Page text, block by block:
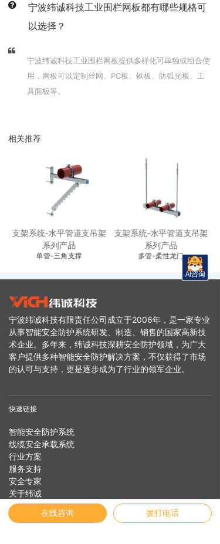
宁波纬诚科技工业围栏网板都有哪些规格可
以选择？
宁波纬诚科技工业围栏网板提供多样化可单独或组合使
用，网板可以定制丝网、PC板、铁板、防弧光板、工
具面板等。
相关推荐
支架系统-水平管道支吊架
系列产品
单管-三角支撑
支架系统-水平管道支吊架
系列产品
多管-柔性龙门
宁波纬诚科技有限责任公司成立于2006年，是一家专业
从事智能安全防护系统研发、制造、销售的国家高新技
术企业。多年来，纬诚科技深耕安全防护领域，为广大
客户提供多种智能安全防护解决方案，不仅获得了市场
的认可与支持，更是逐步成为了行业的领军企业。
快速链接
智能安全防护系统
线缆安全承载系统
行业方案
服务支持
安全专家
关于纬诚
友情链接
在线咨询 拨打电话